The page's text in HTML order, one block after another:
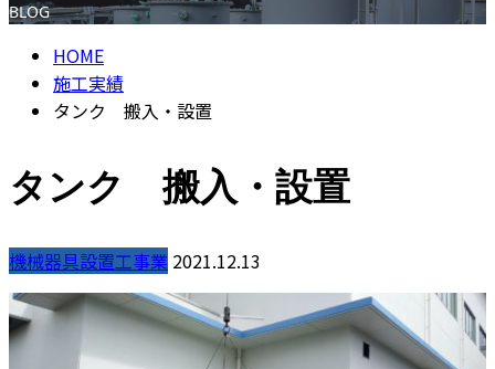
BLOG
HOME
施工実績
タンク 搬入・設置
タンク 搬入・設置
機械器具設置工事業 2021.12.13